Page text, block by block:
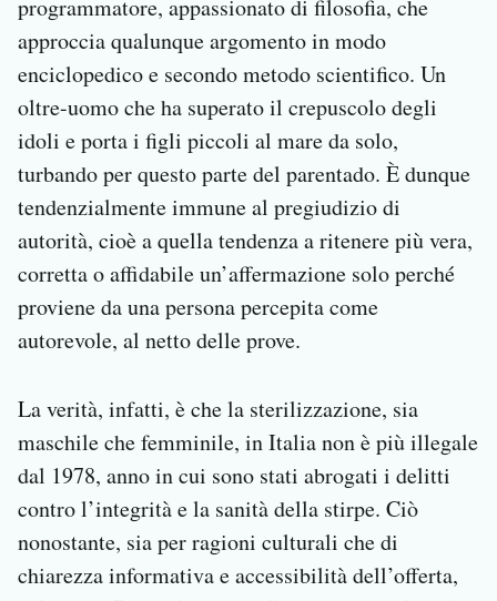
programmatore, appassionato di filosofia, che
approccia qualunque argomento in modo
enciclopedico e secondo metodo scientifico. Un
oltre-uomo che ha superato il crepuscolo degli
idoli e porta i figli piccoli al mare da solo,
turbando per questo parte del parentado. È dunque
tendenzialmente immune al pregiudizio di
autorità, cioè a quella tendenza a ritenere più vera,
corretta o affidabile un’affermazione solo perché
proviene da una persona percepita come
autorevole, al netto delle prove.
La verità, infatti, è che la sterilizzazione, sia
maschile che femminile, in Italia non è più illegale
dal 1978, anno in cui sono stati abrogati i delitti
contro l’integrità e la sanità della stirpe. Ciò
nonostante, sia per ragioni culturali che di
chiarezza informativa e accessibilità dell’offerta,